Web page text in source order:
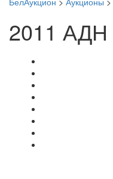
2011 АДН